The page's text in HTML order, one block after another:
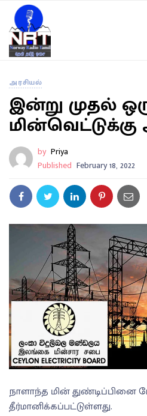
அரசியல்
இன்று முதல்
மின்வெட்டுக்கு
by Priya
Published February 18, 2022
நாளாந்த மின்
தீர்மானிக்கப்பட்டுள்ளது.